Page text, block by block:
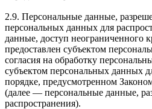
2.9. Персональные данные,
персональных данных для
данные, доступ неограниченного
предоставлен субъектом
согласия на обработку
субъектом персональных данных
порядке, предусмотренном
(далее — персональные данные,
распространения).